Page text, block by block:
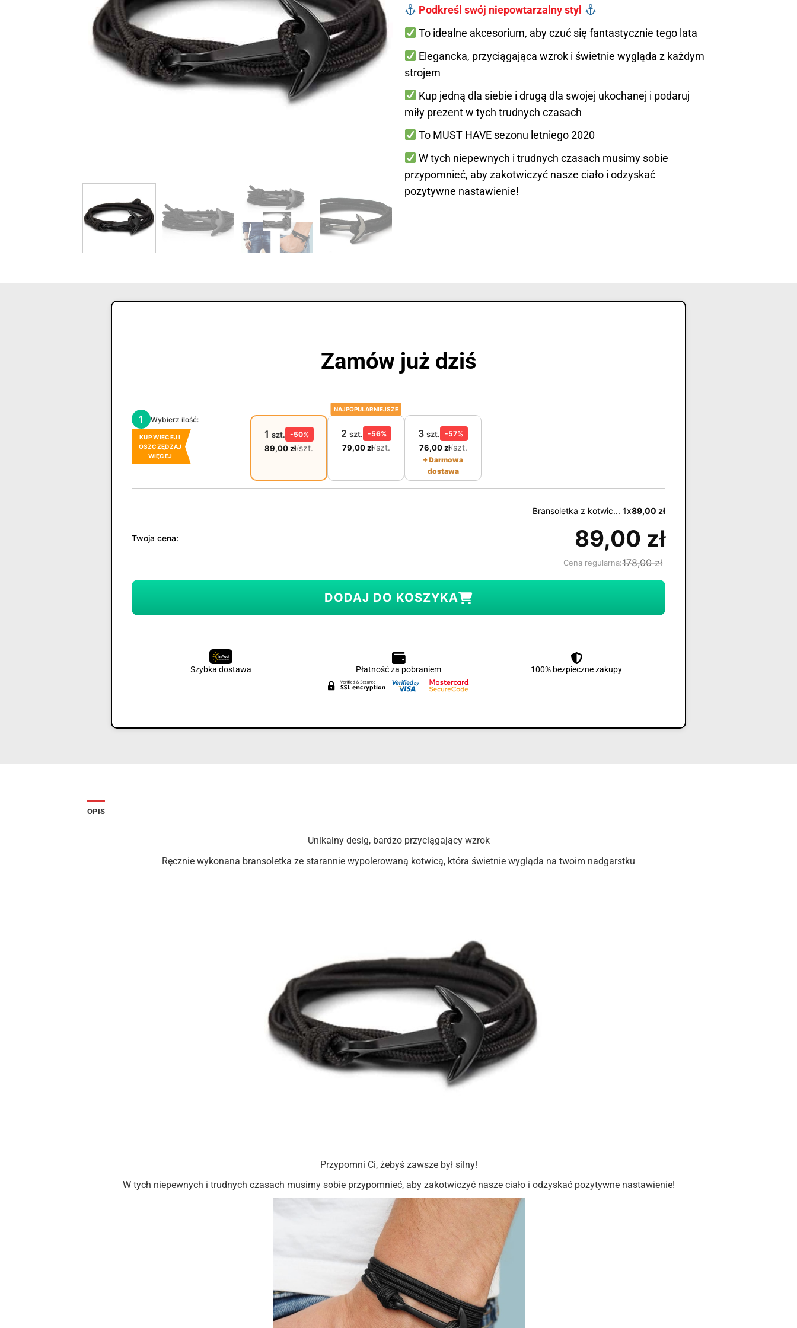
Podkreśl swój niepowtarzalny styl
To idealne akcesorium, aby czuć się fantastycznie tego lata
Elegancka, przyciągająca wzrok i świetnie wygląda z każdym
strojem
Kup jedną dla siebie i drugą dla swojej ukochanej i podaruj
miły prezent w tych trudnych czasach
To MUST HAVE sezonu letniego 2020
W tych niepewnych i trudnych czasach musimy sobie
przypomnieć, aby zakotwiczyć nasze ciało i odzyskać
pozytywne nastawienie!
Zamów już dziś
1 Wybierz ilość:
KUP WIĘCEJ I
OSZCZĘDZAJ
WIĘCEJ
1 szt. -50%
89,00zł/szt.
NAJPOPULARNIEJSZE
2 szt. -56%
79,00zł/szt.
3 szt. -57%
76,00zł/szt.
+ Darmowa
dostawa
Bransoletka z kotwic... 1x89,00 zł
Twoja cena: 89,00 zł
Cena regularna:178,00zł
DODAJ DO KOSZYKA
Szybka dostawa Płatność za pobraniem 100% bezpieczne zakupy
OPIS
Unikalny desig, bardzo przyciągający wzrok
Ręcznie wykonana bransoletka ze starannie wypolerowaną kotwicą, która świetnie wygląda na twoim nadgarstku
Przypomni Ci, żebyś zawsze był silny!
W tych niepewnych i trudnych czasach musimy sobie przypomnieć, aby zakotwiczyć nasze ciało i odzyskać pozytywne nastawienie!